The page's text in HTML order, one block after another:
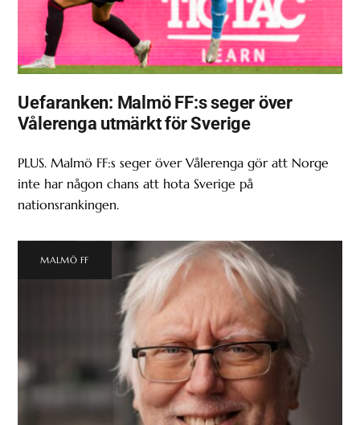
Uefaranken: Malmö FF:s seger över
Vålerenga utmärkt för Sverige
PLUS. Malmö FF:s seger över Vålerenga gör att Norge
inte har någon chans att hota Sverige på
nationsrankingen.
MALMÖ FF